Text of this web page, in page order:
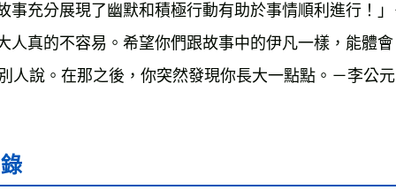
事充分展現了幽默和積極行動有助於事情順利進行！
人真的不容易。希望你們跟故事中的伊凡一樣，能體
人說。在那之後，你突然發現你長大一點點。－李公